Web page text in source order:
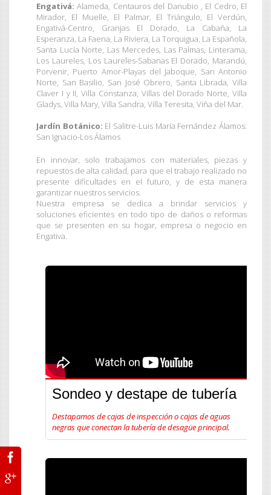
Engativá: Alameda, Centauros del Danubio , El Cedro, El
Mirador, El Muelle, El Palmar, El Triángulo, El Verdún,
Engativá-Centro, Granjas El Dorado, La Cabaña, La
Esperanza, La Faena, La Riviera, La Torquigua, La Española,
Santa Lucía Norte, Las Mercedes, Las Palmas, Linterama,
Los Laureles, Los Laureles-Sabanas El Dorado, Marandú,
Porvenir, Puerto Amor-Playas del Jaboque, San Antonio
Norte, San Basilio, San José Obrero, Santa Librada, Villa
Claver I y II, Villa Constanza, Villas del Dorado Norte, Villa
Gladys, Villa Mary, Villa Sandra, Villa Teresita, Viña del Mar.
Jardín Botánico: El Salitre-Luis María Fernández Álamos:
San Ignacio-Los Álamos
En innovar, solo trabajamos con materiales, piezas y
repuestos de alta calidad, para que el trabajo realizado no
presente dificultades en el futuro, y de esta manera
garantizar nuestros servicios.
Nuestra empresa se dedica a brindar servicios y
soluciones eficientes en todo tipo de daños o reformas
que se presenten en su hogar, empresa o negocio en
Engativa.
Sondeo y destape de tubería
Destapamos de cajas de inspección o cajas de aguas
negras que conectan la tubería de desagüe principal.